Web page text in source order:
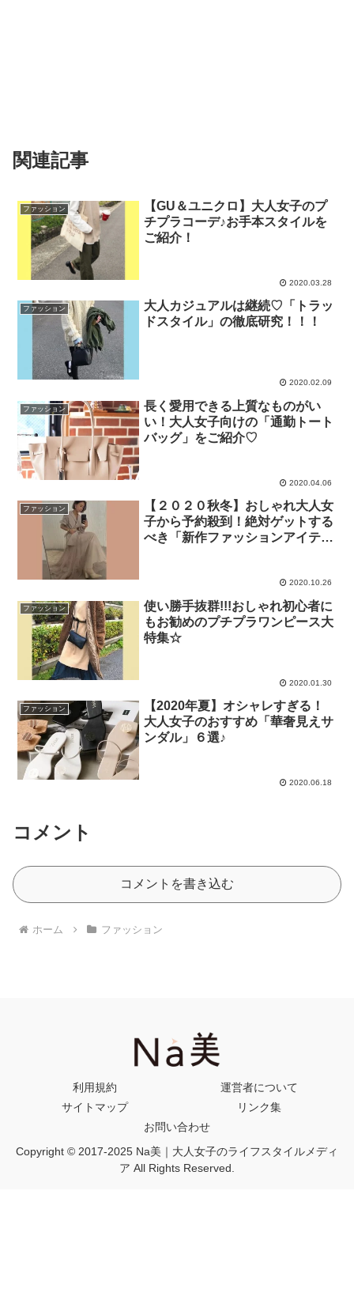
関連記事
ファッション
【GU＆ユニクロ】大人女子のプ
チプラコーデ♪お手本スタイルを
ご紹介！
2020.03.28
ファッション
大人カジュアルは継続♡「トラッ
ドスタイル」の徹底研究！！！
2020.02.09
ファッション
長く愛用できる上質なものがい
い！大人女子向けの「通勤トート
バッグ」をご紹介♡
2020.04.06
ファッション
【２０２０秋冬】おしゃれ大人女
子から予約殺到！絶対ゲットする
べき「新作ファッションアイテ
2020.10.26
ファッション
使い勝手抜群!!!おしゃれ初心者に
もお勧めのプチプラワンピース大
特集☆
2020.01.30
ファッション
【2020年夏】オシャレすぎる！
大人女子のおすすめ「華奢見えサ
ンダル」６選♪
2020.06.18
コメント
コメントを書き込む
ホーム ファッション
利用規約
運営者について
サイトマップ
リンク集
お問い合わせ
Copyright © 2017-2025 Na美｜大人女子のライフスタイルメディ
ア All Rights Reserved.